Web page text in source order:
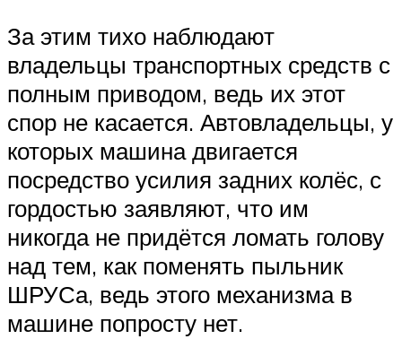
За этим тихо наблюдают
владельцы транспортных средств с
полным приводом, ведь их этот
спор не касается. Автовладельцы, у
которых машина двигается
посредство усилия задних колёс, с
гордостью заявляют, что им
никогда не придётся ломать голову
над тем, как поменять пыльник
ШРУСа, ведь этого механизма в
машине попросту нет.